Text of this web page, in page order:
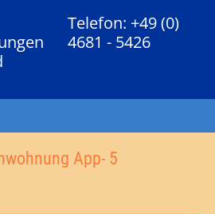
Telefon: +49 (0)
4681 - 5426
App- 5